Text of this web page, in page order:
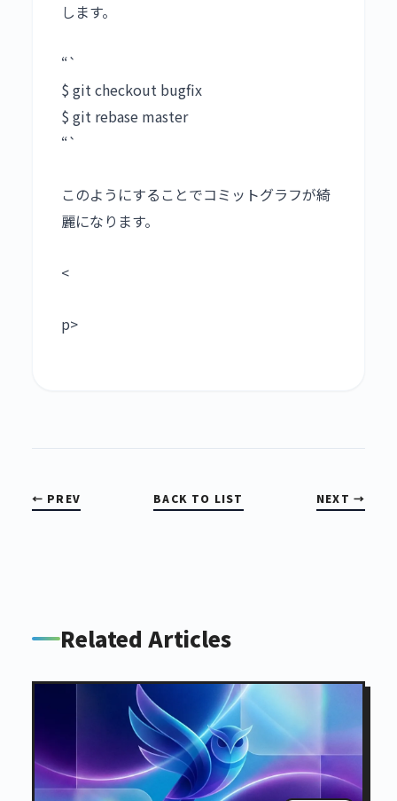
します。
“`
$ git checkout bugfix
$ git rebase master
“`
このようにすることでコミットグラフが綺
麗になります。
<
p>
← PREV BACK TO LIST NEXT →
Related Articles